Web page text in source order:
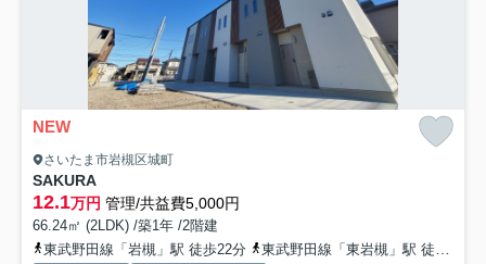
NEW
さいたま市岩槻区城町
SAKURA
12.1万円 管理/共益費5,000円
66.24㎡ (2LDK) /築1年 /2階建
東武野田線「岩槻」駅 徒歩22分
東武野田線「東岩槻」駅 徒歩35分